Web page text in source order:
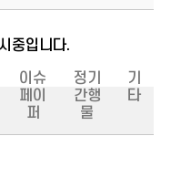
중입니다.
이슈
페이
퍼
정기
간행
물
기
타